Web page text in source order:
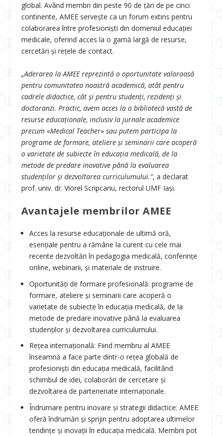
global. Având membri din peste 90 de țări de pe cinci
continente, AMEE servește ca un forum extins pentru
colaborarea între profesioniști din domeniul educației
medicale, oferind acces la o gamă largă de resurse,
cercetări și rețele de contact.
„Aderarea la AMEE reprezintă o oportunitate valoroasă
pentru comunitatea noastră academică, atât pentru
cadrele didactice, cât și pentru studenți, rezidenți și
doctoranzi. Practic, avem acces la o bibliotecă vastă de
resurse educaționale, inclusiv la jurnale academice
precum «Medical Teacher»sau putem participa la
programe de formare, ateliere și seminarii care acoperă
o varietate de subiecte în educația medicală, de la
metode de predare inovative până la evaluarea
studenților și dezvoltarea curriculumului.”, a declarat
prof. univ. dr. Viorel Scripcariu, rectorul UMF Iași.
Avantajele membrilor AMEE
Acces la resurse educaționale de ultimă oră,
esențiale pentru a rămâne la curent cu cele mai
recente dezvoltări în pedagogia medicală, conferințe
online, webinarii, și materiale de instruire.
Oportunități de formare profesională: programe de
formare, ateliere și seminarii care acoperă o
varietate de subiecte în educația medicală, de la
metode de predare inovative până la evaluarea
studenților și dezvoltarea curriculumului.
Rețea internațională: Fiind membru al AMEE
înseamnă a face parte dintr-o rețea globală de
profesioniști din educația medicală, facilitând
schimbul de idei, colaborări de cercetare și
dezvoltarea de parteneriate internaționale.
Îndrumare pentru inovare și strategii didactice: AMEE
oferă îndrumări și sprijin pentru adoptarea ultimelor
tendințe și inovații în educația medicală. Membrii pot